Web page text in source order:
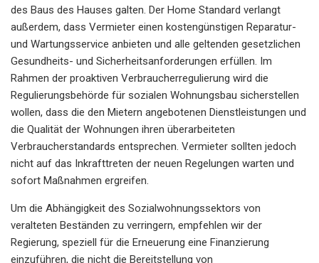
des Baus des Hauses galten. Der Home Standard verlangt
außerdem, dass Vermieter einen kostengünstigen Reparatur-
und Wartungsservice anbieten und alle geltenden gesetzlichen
Gesundheits- und Sicherheitsanforderungen erfüllen. Im
Rahmen der proaktiven Verbraucherregulierung wird die
Regulierungsbehörde für sozialen Wohnungsbau sicherstellen
wollen, dass die den Mietern angebotenen Dienstleistungen und
die Qualität der Wohnungen ihren überarbeiteten
Verbraucherstandards entsprechen. Vermieter sollten jedoch
nicht auf das Inkrafttreten der neuen Regelungen warten und
sofort Maßnahmen ergreifen.
Um die Abhängigkeit des Sozialwohnungssektors von
veralteten Beständen zu verringern, empfehlen wir der
Regierung, speziell für die Erneuerung eine Finanzierung
einzuführen, die nicht die Bereitstellung von